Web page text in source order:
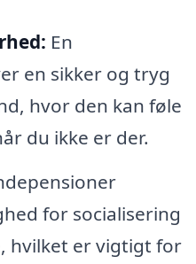
En
en sikker og tryg
hvor den kan føle
du ikke er der.
for socialisering
hvilket er vigtigt for